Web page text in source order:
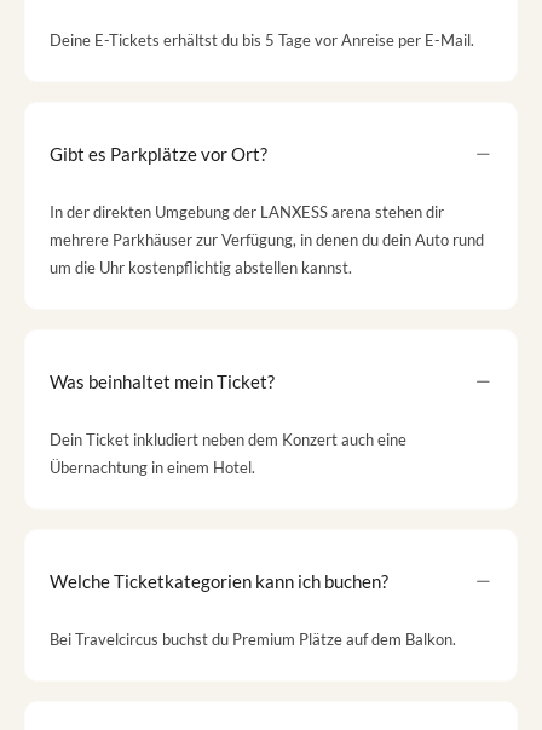
Deine E-Tickets erhältst du bis 5 Tage vor Anreise per E-Mail.
Gibt es Parkplätze vor Ort?
In der direkten Umgebung der LANXESS arena stehen dir
mehrere Parkhäuser zur Verfügung, in denen du dein Auto rund
um die Uhr kostenpflichtig abstellen kannst.
Was beinhaltet mein Ticket?
Dein Ticket inkludiert neben dem Konzert auch eine
Übernachtung in einem Hotel.
Welche Ticketkategorien kann ich buchen?
Bei Travelcircus buchst du Premium Plätze auf dem Balkon.